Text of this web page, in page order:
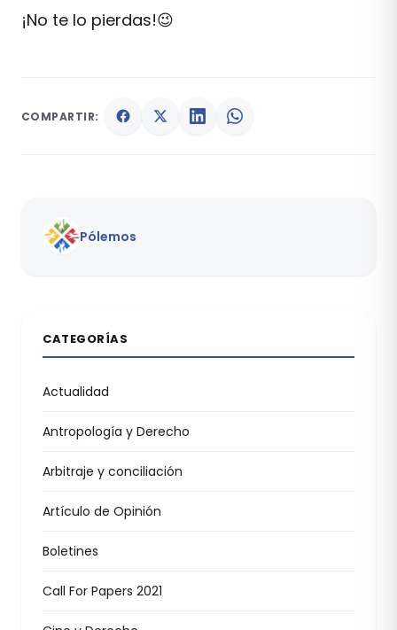
¡No te lo pierdas!😉
COMPARTIR:
Pólemos
CATEGORÍAS
Actualidad
Antropología y Derecho
Arbitraje y conciliación
Artículo de Opinión
Boletines
Call For Papers 2021